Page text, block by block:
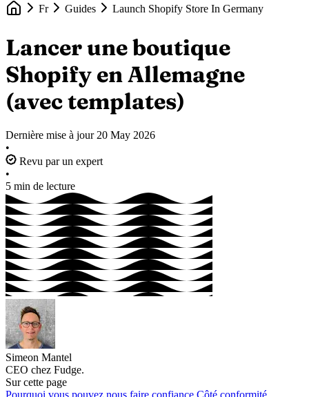
Fr
Guides Launch Shopify Store In Germany
Lancer une boutique
Shopify en Allemagne
(avec templates)
Dernière mise à jour 20 May 2026
•
Revu par un expert
•
5 min de lecture
Simeon Mantel
CEO chez Fudge.
Sur cette page